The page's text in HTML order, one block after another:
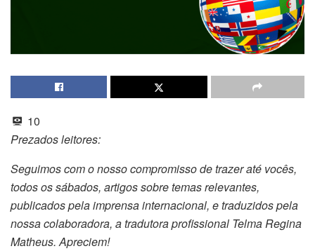
10
Prezados leitores:
Seguimos com o nosso compromisso de trazer até vocês,
todos os sábados, artigos sobre temas relevantes,
publicados pela imprensa internacional, e traduzidos pela
nossa colaboradora, a tradutora profissional Telma Regina
Matheus. Apreciem!